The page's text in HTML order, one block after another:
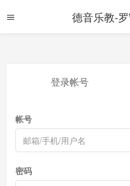
德音乐教-
登录帐号
帐号
密码